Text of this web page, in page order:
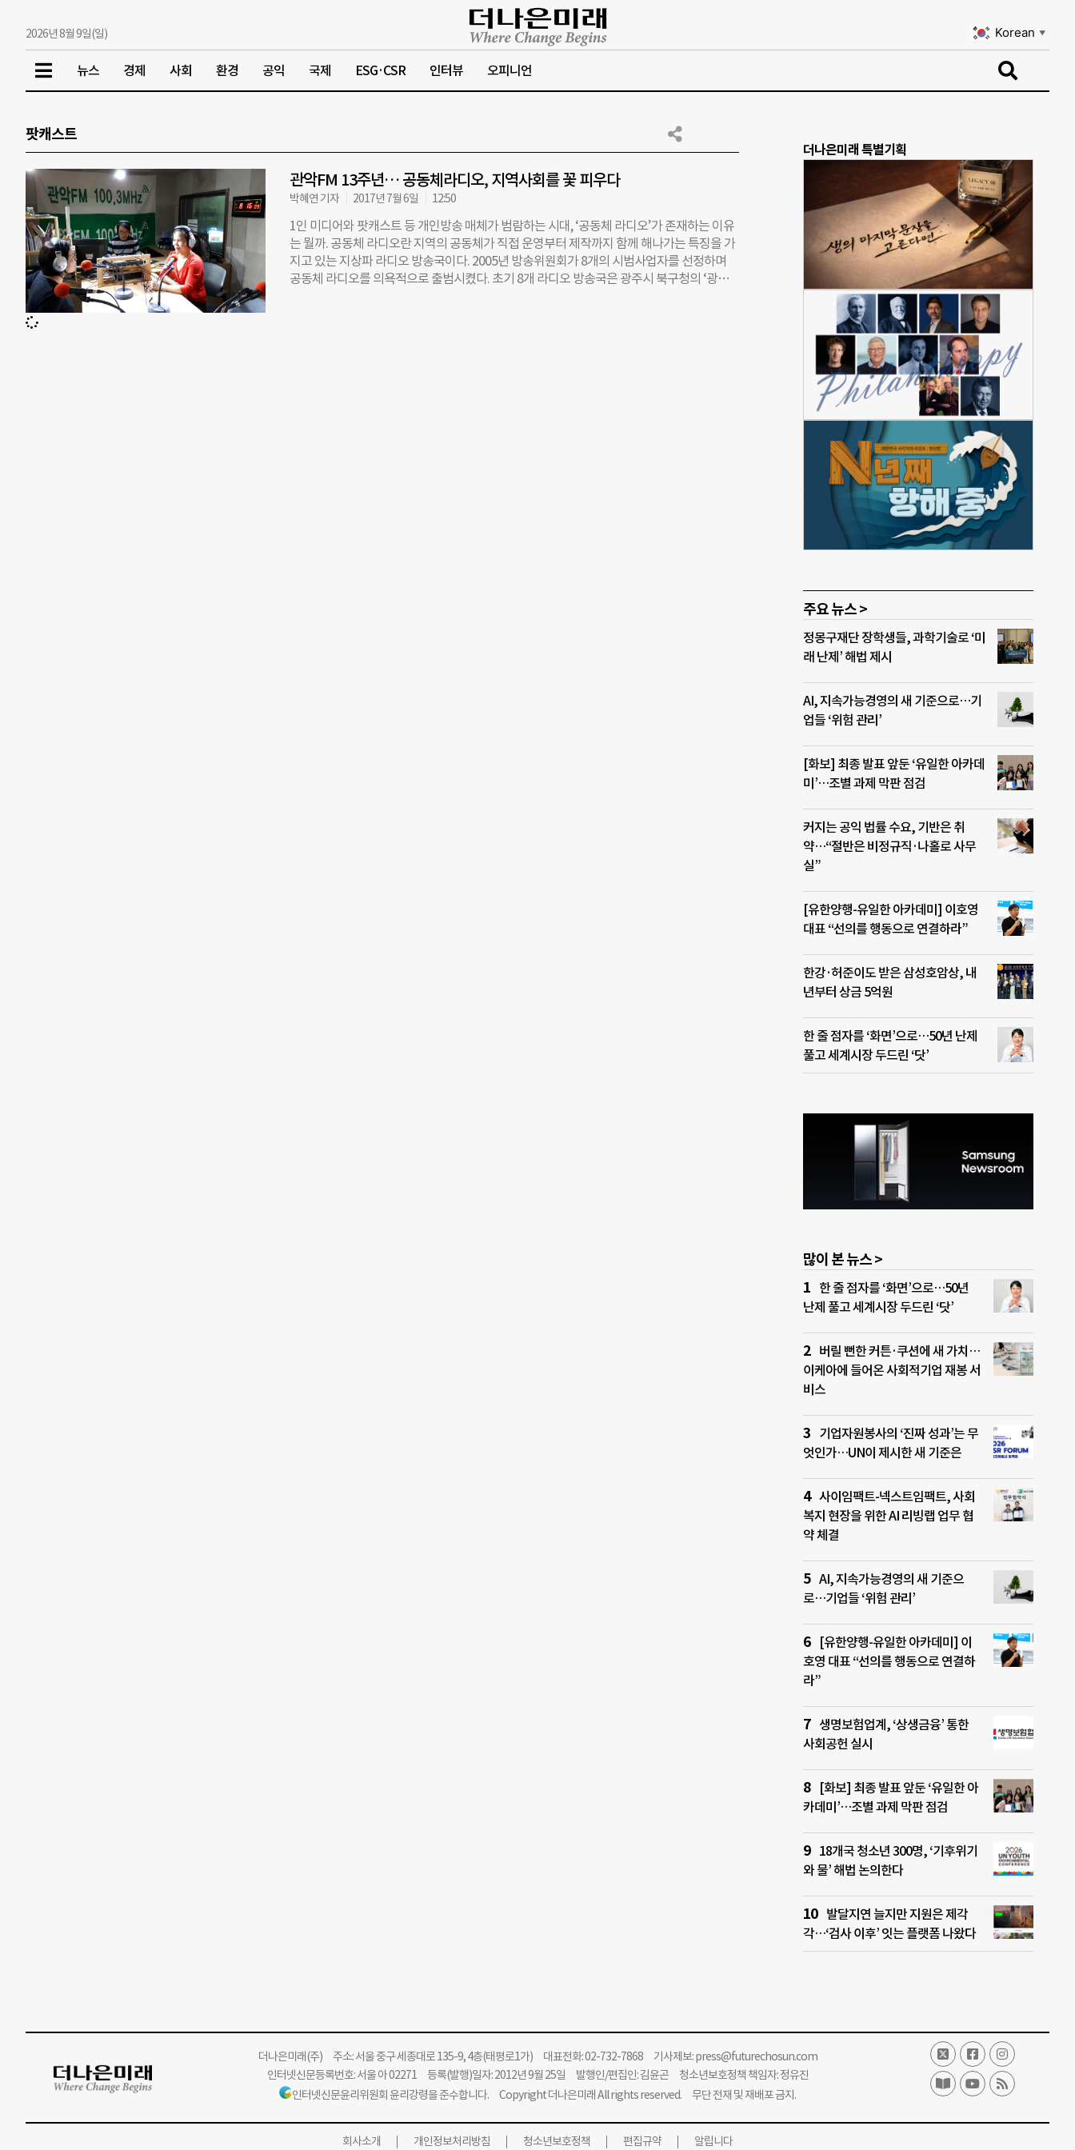
2026년 8월 9일(일) Korean ▼
뉴스 경제 사회 환경 공익 국제 ESG·CSR 인터뷰 오피니언
팟캐스트
관악FM 13주년… 공동체라디오, 지역사회를 꽃 피우다
박혜연 기자 2017년 7월 6일 12:50
1인 미디어와 팟캐스트 등 개인방송 매체가 범람하는 시대, ‘공동체 라디오’가 존재하는 이유
는 뭘까. 공동체 라디오란 지역의 공동체가 직접 운영부터 제작까지 함께 해나가는 특징을 가
지고 있는 지상파 라디오 방송국이다. 2005년 방송위원회가 8개의 시범사업자를 선정하며
공동체 라디오를 의욕적으로 출범시켰다. 초기 8개 라디오 방송국은 광주시 북구청의 ‘광주
더나은미래 특별기획
주요 뉴스 >
정몽구재단 장학생들, 과학기술로 ‘미
래 난제’ 해법 제시
AI, 지속가능경영의 새 기준으로…기
업들 ‘위험 관리’
[화보] 최종 발표 앞둔 ‘유일한 아카데
미’…조별 과제 막판 점검
커지는 공익 법률 수요, 기반은 취
약…“절반은 비정규직·나홀로 사무
실”
[유한양행-유일한 아카데미] 이호영
대표 “선의를 행동으로 연결하라”
한강·허준이도 받은 삼성호암상, 내
년부터 상금 5억원
한 줄 점자를 ‘화면’으로…50년 난제
풀고 세계시장 두드린 ‘닷’
많이 본 뉴스 >
한 줄 점자를 ‘화면’으로…50년
난제 풀고 세계시장 두드린 ‘닷’
버릴 뻔한 커튼·쿠션에 새 가치…
이케아에 들어온 사회적기업 재봉 서
비스
기업자원봉사의 ‘진짜 성과’는 무
엇인가…UN이 제시한 새 기준은
사이임팩트-넥스트임팩트, 사회
복지 현장을 위한 AI 리빙랩 업무 협
약 체결
AI, 지속가능경영의 새 기준으
로…기업들 ‘위험 관리’
[유한양행-유일한 아카데미] 이
호영 대표 “선의를 행동으로 연결하
라”
생명보험업계, ‘상생금융’ 통한
사회공헌 실시
[화보] 최종 발표 앞둔 ‘유일한 아
카데미’…조별 과제 막판 점검
18개국 청소년 300명, ‘기후위기
와 물’ 해법 논의한다
발달지연 늘지만 지원은 제각
각…‘검사 이후’ 잇는 플랫폼 나왔다
더나은미래(주)주소: 서울 중구 세종대로 135-9, 4층(태평로1가) 대표전화: 02-732-7868 기사제보:press@futurechosun.com
인터넷신문등록번호: 서울 아 02271 등록(발행)일자: 2012년 9월 25일 발행인/편집인: 김윤곤 청소년보호정책 책임자: 정유진
인터넷신문윤리위원회 윤리강령을 준수합니다. Copyright 더나은미래 All rights reserved. 무단 전재 및 재배포 금지.
회사소개 개인정보처리방침 청소년보호정책 편집규약 알립니다